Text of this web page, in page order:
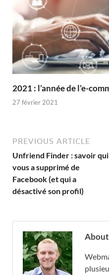
2021 : l’année de l’e-
27 février 2021
PREVIOUS ARTICLE
Unfriend Finder : savoir qui
vous a supprimé de
Facebook (et qui a
désactivé son profil)